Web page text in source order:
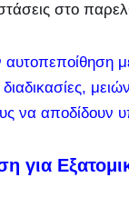
στο
να αποδίδουν
για